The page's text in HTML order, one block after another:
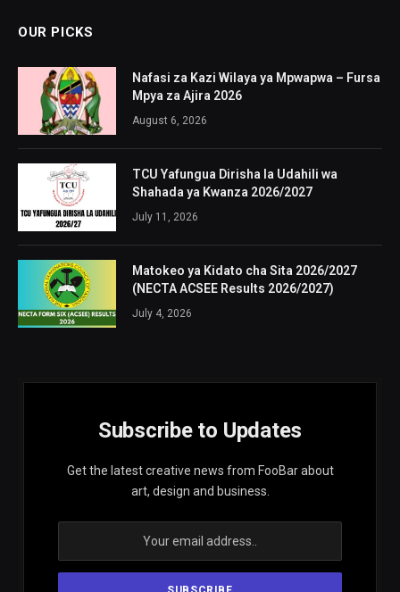
OUR PICKS
Nafasi za Kazi Wilaya ya Mpwapwa – Fursa
Mpya za Ajira 2026
August 6, 2026
TCU Yafungua Dirisha la Udahili wa
Shahada ya Kwanza 2026/2027
July 11, 2026
Matokeo ya Kidato cha Sita 2026/2027
(NECTA ACSEE Results 2026/2027)
July 4, 2026
Subscribe to Updates
Get the latest creative news from FooBar about
art, design and business.